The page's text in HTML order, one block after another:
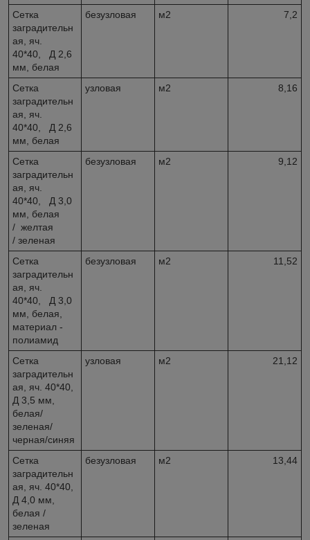
Сетка
заградительн
ая, яч.
40*40, Д 2,6
мм, белая
безузловая м2 7,2
Сетка
заградительн
ая, яч.
40*40, Д 2,6
мм, белая
узловая м2 8,16
Сетка
заградительн
ая, яч.
40*40, Д 3,0
мм, белая
/ желтая
/ зеленая
безузловая м2 9,12
Сетка
заградительн
ая, яч.
40*40, Д 3,0
мм, белая,
материал -
полиамид
безузловая м2 11,52
Сетка
заградительн
ая, яч. 40*40,
Д 3,5 мм,
белая/
зеленая/
черная/синяя
узловая м2 21,12
Сетка
заградительн
ая, яч. 40*40,
Д 4,0 мм,
белая /
зеленая
безузловая м2 13,44